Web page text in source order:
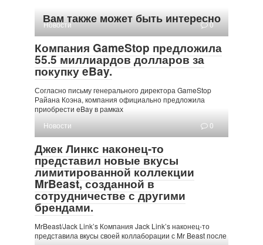
Вам также может быть интересно
Новости 0
Компания GameStop предложила
55.5 миллиардов долларов за
покупку eBay.
Согласно письму генерального директора GameStop
Райана Коэна, компания официально предложила
приобрести eBay в рамках
Новости
0
Джек Линкс наконец-то
представил новые вкусы
лимитированной коллекции
MrBeast, созданной в
сотрудничестве с другими
брендами.
MrBeast/Jack Link’s Компания Jack Link’s наконец-то
представила вкусы своей коллаборации с Mr Beast после